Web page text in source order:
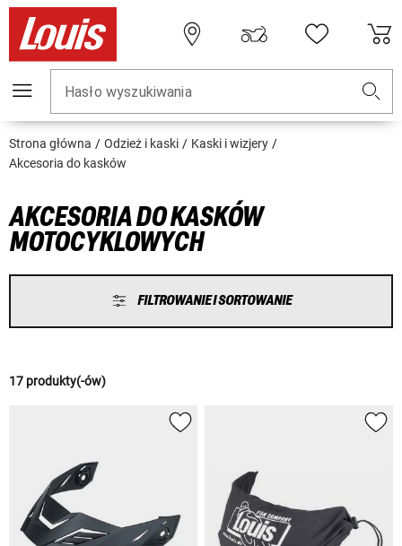
Hasło wyszukiwania
Strona główna Odzież i kaski
Kaski i wizjery
Akcesoria do kasków
AKCESORIA DO KASKÓW
MOTOCYKLOWYCH
FILTROWANIE I SORTOWANIE
17 produkty(-ów)